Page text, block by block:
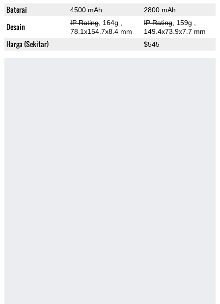
Baterai 4500 mAh 2800 mAh
Desain IP Rating, 164g
78.1x154.7x8.4 mm
IP Rating, 159g
149.4x73.9x7.7 mm
Harga (Sekitar) $545